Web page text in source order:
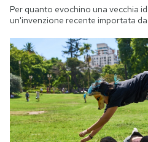
Per quanto evochino una vecchia
un'invenzione recente importata